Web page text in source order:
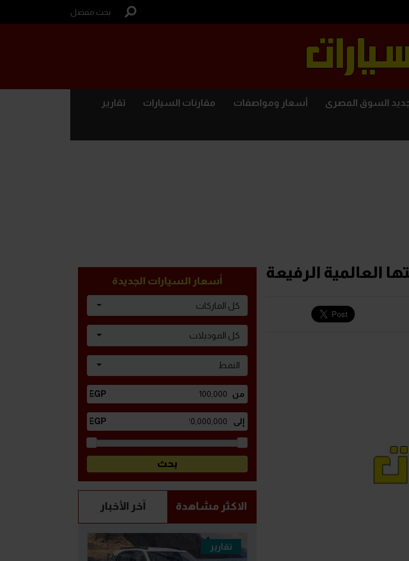
بحث مفصل
السوق المصرى أسعار ومواصفات مقارنات السيارات تقارير
العالمية الرفيعة أسعار السيارات الجديدة
كل الماركات
كل الموديلات
النمط
الاكثر مشاهدة آخر الأخبار
تقارير